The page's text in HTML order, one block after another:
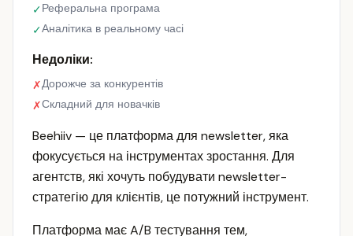
✓Реферальна програма
✓Аналітика в реальному часі
Недоліки:
✗Дорожче за конкурентів
✗Складний для новачків
Beehiiv — це платформа для newsletter, яка
фокусується на інструментах зростання. Для
агентств, які хочуть побудувати newsletter-
стратегію для клієнтів, це потужний інструмент.
Платформа має A/B тестування тем,